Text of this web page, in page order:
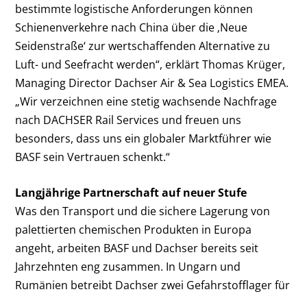
bestimmte logistische Anforderungen können
Schienenverkehre nach China über die ‚Neue
Seidenstraße‘ zur wertschaffenden Alternative zu
Luft- und Seefracht werden“, erklärt Thomas Krüger,
Managing Director Dachser Air & Sea Logistics EMEA.
„Wir verzeichnen eine stetig wachsende Nachfrage
nach DACHSER Rail Services und freuen uns
besonders, dass uns ein globaler Marktführer wie
BASF sein Vertrauen schenkt.“
Langjährige Partnerschaft auf neuer Stufe
Was den Transport und die sichere Lagerung von
palettierten chemischen Produkten in Europa
angeht, arbeiten BASF und Dachser bereits seit
Jahrzehnten eng zusammen. In Ungarn und
Rumänien betreibt Dachser zwei Gefahrstofflager für